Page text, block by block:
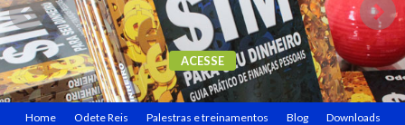
ACESSE
Home Odete Reis Palestras e treinamentos Blog Downloads